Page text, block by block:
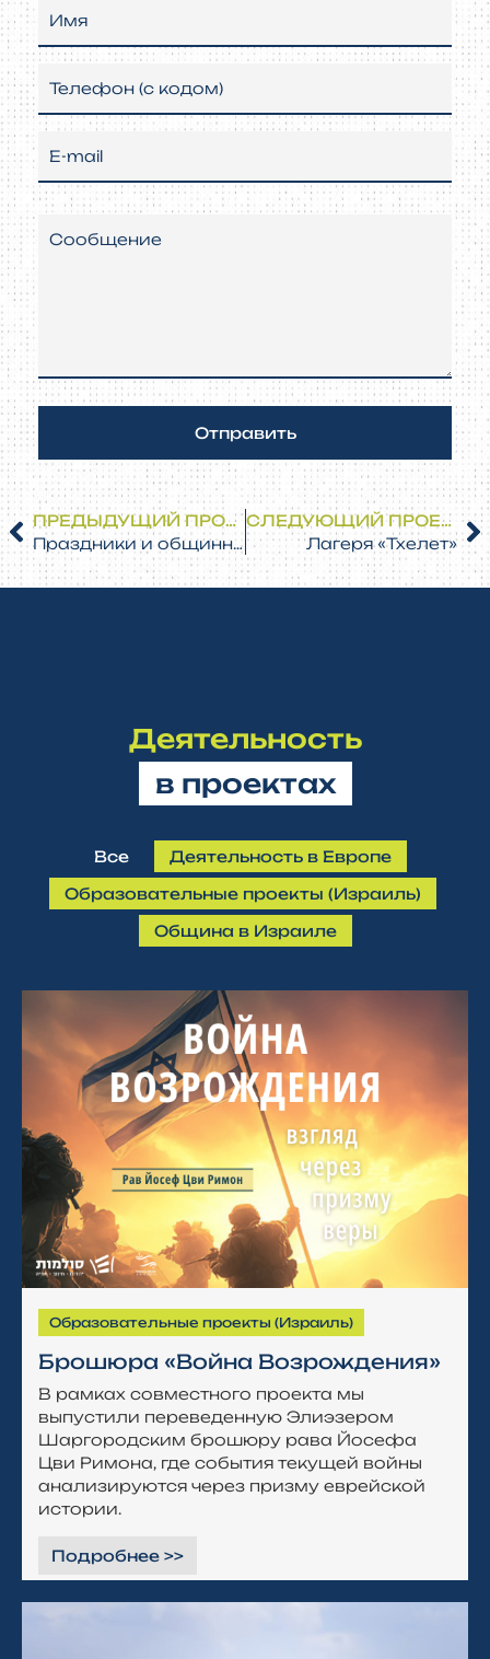
ПРЕДЫДУЩИЙ ПРОЕКТ
Праздники и общинные мероприятия
СЛЕДУЮЩИЙ ПРОЕКТ
Лагеря «Тхелет»
Деятельность
в проектах
Все
Деятельность в Европе
Образовательные проекты (Израиль)
Община в Израиле
Образовательные проекты (Израиль)
Брошюра «Война Возрождения»
В рамках совместного проекта мы
выпустили переведенную Элиэзером
Шаргородским брошюру рава Йосефа
Цви Римона, где события текущей войны
анализируются через призму еврейской
истории.
Подробнее >>